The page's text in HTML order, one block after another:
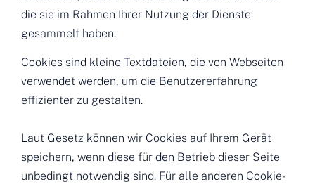
die sie im Rahmen Ihrer Nutzung der Dienste
gesammelt haben.
Cookies sind kleine Textdateien, die von Webseiten
verwendet werden, um die Benutzererfahrung
effizienter zu gestalten.
Laut Gesetz können wir Cookies auf Ihrem Gerät
speichern, wenn diese für den Betrieb dieser Seite
unbedingt notwendig sind. Für alle anderen Cookie-